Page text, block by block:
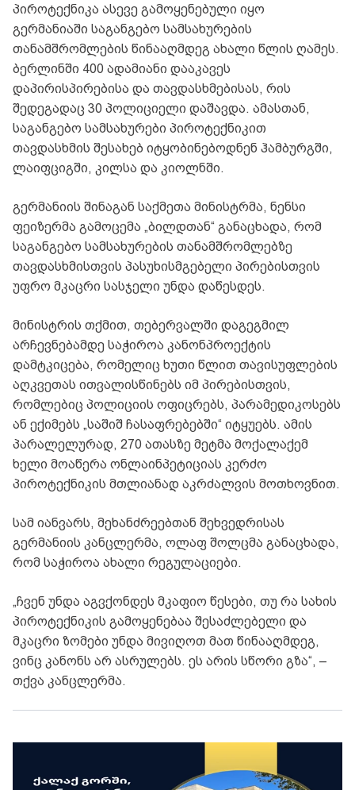
პიროტექნიკა ასევე გამოყენებული იყო
გერმანიაში საგანგებო სამსახურების
თანამშრომლების წინააღმდეგ ახალი წლის ღამეს.
ბერლინში 400 ადამიანი დააკავეს
დაპირისპირებისა და თავდასხმებისას, რის
შედეგადაც 30 პოლიციელი დაშავდა. ამასთან,
საგანგებო სამსახურები პიროტექნიკით
თავდასხმის შესახებ იტყობინებოდნენ ჰამბურგში,
ლაიფციგში, კილსა და კიოლნში.
გერმანიის შინაგან საქმეთა მინისტრმა, ნენსი
ფეიზერმა გამოცემა „ბილდთან“ განაცხადა, რომ
საგანგებო სამსახურების თანამშრომლებზე
თავდასხმისთვის პასუხისმგებელი პირებისთვის
უფრო მკაცრი სასჯელი უნდა დაწესდეს.
მინისტრის თქმით, თებერვალში დაგეგმილ
არჩევნებამდე საჭიროა კანონპროექტის
დამტკიცება, რომელიც ხუთი წლით თავისუფლების
აღკვეთას ითვალისწინებს იმ პირებისთვის,
რომლებიც პოლიციის ოფიცრებს, პარამედიკოსებს
ან ექიმებს „საშიშ ჩასაფრებებში“ იტყუებს. ამის
პარალელურად, 270 ათასზე მეტმა მოქალაქემ
ხელი მოაწერა ონლაინპეტიციას კერძო
პიროტექნიკის მთლიანად აკრძალვის მოთხოვნით.
სამ იანვარს, მეხანძრეებთან შეხვედრისას
გერმანიის კანცლერმა, ოლაფ შოლცმა განაცხადა,
რომ საჭიროა ახალი რეგულაციები.
„ჩვენ უნდა აგვქონდეს მკაფიო წესები, თუ რა სახის
პიროტექნიკის გამოყენებაა შესაძლებელი და
მკაცრი ზომები უნდა მივიღოთ მათ წინააღმდეგ,
ვინც კანონს არ ასრულებს. ეს არის სწორი გზა“, –
თქვა კანცლერმა.